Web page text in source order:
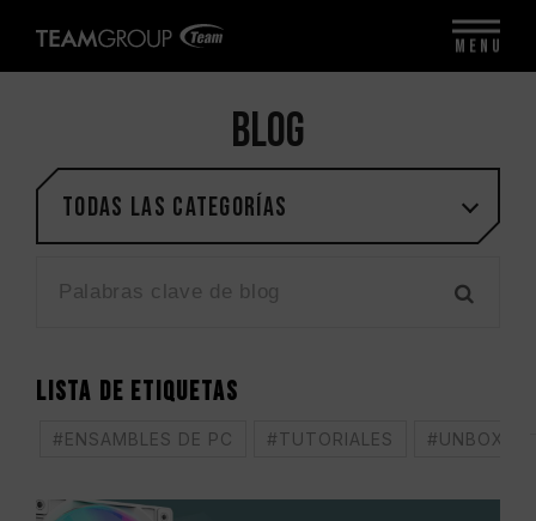
BLOG
Todas las categorías
LISTA DE ETIQUETAS
#ENSAMBLES DE PC #TUTORIALES
MENU